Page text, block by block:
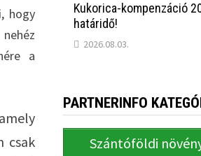
hogy
a
csak
Kukorica-kompenzáció
határidő!
2026.08.03.
PARTNERINFO
Szántóföldi